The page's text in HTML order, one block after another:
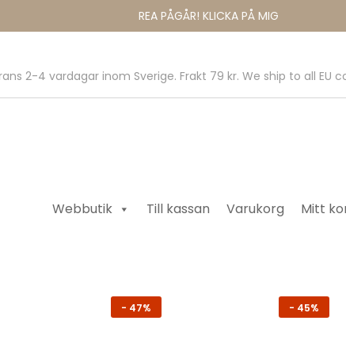
REA PÅGÅR! KLICKA PÅ MIG
2-4 vardagar inom Sverige. Frakt 79 kr. We ship to all EU
Webbutik Till kassan Varukorg Mitt
- 47% - 45%